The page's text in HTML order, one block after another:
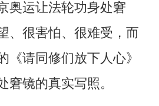
奥运让法轮功身处窘
、很害怕、很难受，而
《请同修们放下人心》
窘镜的真实写照。